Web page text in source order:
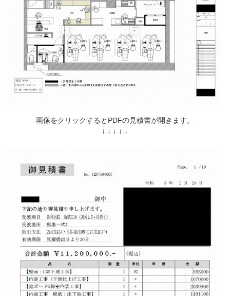
画像をクリックするとPDFの見積書が開きます。
↓ ↓ ↓ ↓ ↓